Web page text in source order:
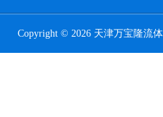
Copyright © 2026 天津万宝隆流